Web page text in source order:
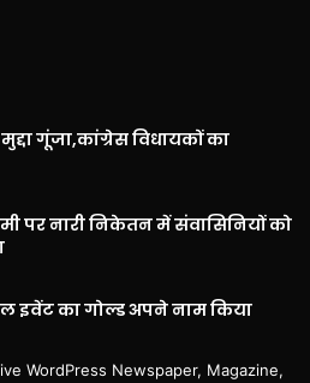
गूंजा,कांग्रेस विधायकों का
पर नारी निकेतन में संवासिनियों को
इवेंट का गोल्ड अपने नाम किया
WordPress Newspaper, Magazine,